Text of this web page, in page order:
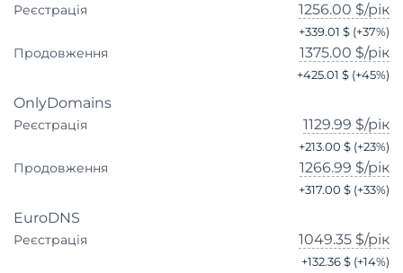
Реєстрація 1256.00 $/рік
+339.01 $ (+37%)
Продовження 1375.00 $/рік
+425.01 $ (+45%)
OnlyDomains
Реєстрація 1129.99 $/рік
+213.00 $ (+23%)
Продовження 1266.99 $/рік
+317.00 $ (+33%)
EuroDNS
Реєстрація 1049.35 $/рік
+132.36 $ (+14%)